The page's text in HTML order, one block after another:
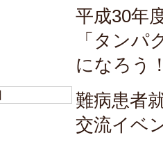
平成30年
「タンパ
になろう
難病患者
交流イベ